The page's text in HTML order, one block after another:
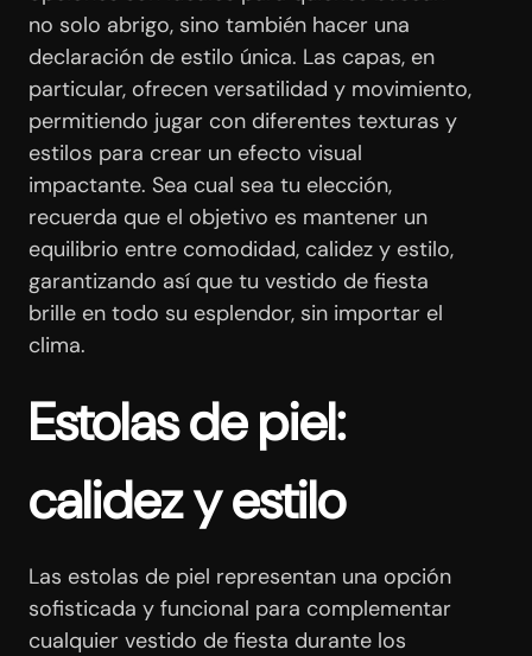
no solo abrigo, sino también hacer una
declaración de estilo única. Las capas, en
particular, ofrecen versatilidad y movimiento,
permitiendo jugar con diferentes texturas y
estilos para crear un efecto visual
impactante. Sea cual sea tu elección,
recuerda que el objetivo es mantener un
equilibrio entre comodidad, calidez y estilo,
garantizando así que tu vestido de fiesta
brille en todo su esplendor, sin importar el
clima.
Estolas de piel:
calidez y estilo
Las estolas de piel representan una opción
sofisticada y funcional para complementar
cualquier vestido de fiesta durante los